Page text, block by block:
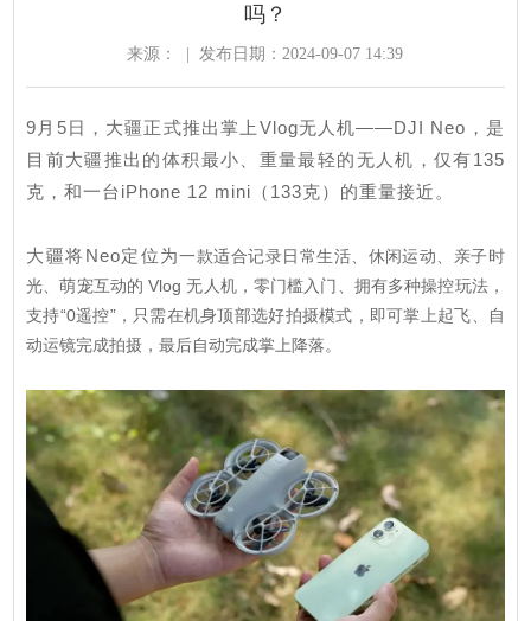
吗？
来源： 发布日期：2024-09-07 14:39
9月5日，大疆正式推出掌上Vlog无人机——DJI Neo，是
目前大疆推出的体积最小、重量最轻的无人机，仅有135
克，和一台iPhone 12 mini（133克）的重量接近。
大疆将Neo定位为一款适合记录日常生活、休闲运动、亲子时
光、萌宠互动的 Vlog 无人机，零门槛入门、拥有多种操控玩法，
支持“0遥控”，只需在机身顶部选好拍摄模式，即可掌上起飞、自
动运镜完成拍摄，最后自动完成掌上降落。